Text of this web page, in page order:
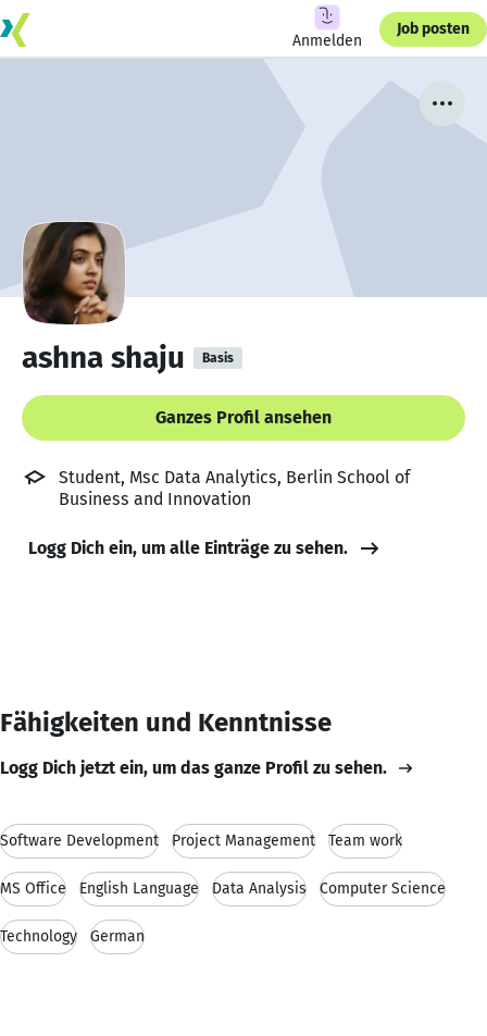
Anmelden
Job posten
ashna shaju Basis
Ganzes Profil ansehen
Student, Msc Data Analytics, Berlin School of
Business and Innovation
Logg Dich ein, um alle Einträge zu sehen.
Fähigkeiten und Kenntnisse
Logg Dich jetzt ein, um das ganze Profil zu sehen.
Software Development Project Management Team work
MS Office English Language Data Analysis Computer Science
Technology German